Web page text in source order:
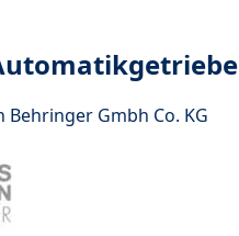
Gmbh Co. KG